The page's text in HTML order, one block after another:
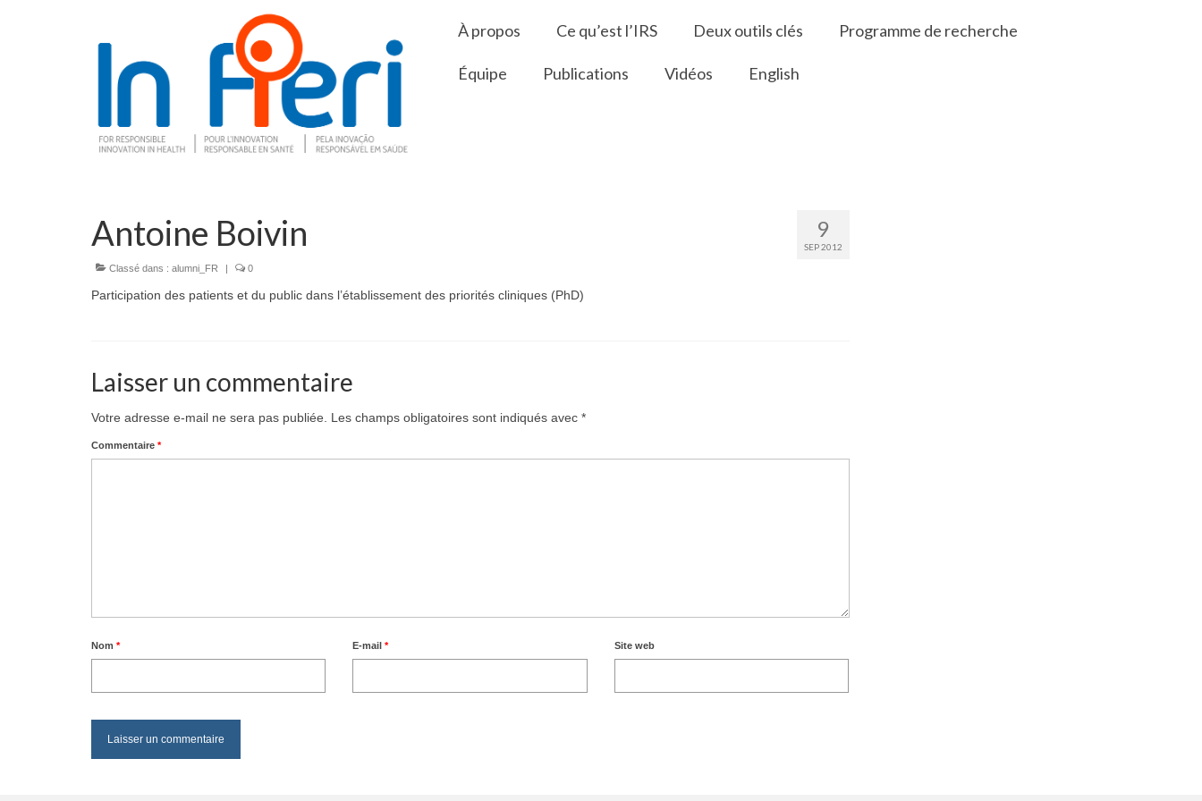
À propos Ce qu’est l’IRS Deux outils clés Programme de recherche
Équipe Publications Vidéos English
9
SEP 2012
Antoine Boivin
Classé dans : alumni_FR | 0
Participation des patients et du public dans l’établissement des priorités cliniques (PhD)
Laisser un commentaire
Votre adresse e-mail ne sera pas publiée. Les champs obligatoires sont indiqués avec *
Commentaire *
Nom * E-mail* Site web